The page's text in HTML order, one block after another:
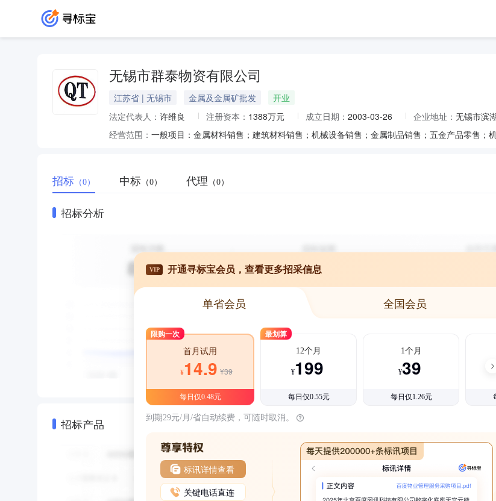
无锡市群泰物资有限公司
江苏省 | 无锡市 金属及金属矿批发
开业
法定代表人： 许维良 注册资本： 1388万元 成立日期： 2003-03-26 企业地址： 无锡市滨
经营范围：
招标 （0） 中标 （0） 代理 （0）
招标分析
招标产品
VIP 开通寻标宝会员，查看更多招采信息
单省会员 全国会员
限购一次
首月试用
¥14.9 ¥39
每日仅0.48元
最划算
12个月
¥199
每日仅0.55元
1个月
¥39
每日仅1.26元
到期29元/月/省自动续费，可随时取消。
标讯详情查看
关键电话直连